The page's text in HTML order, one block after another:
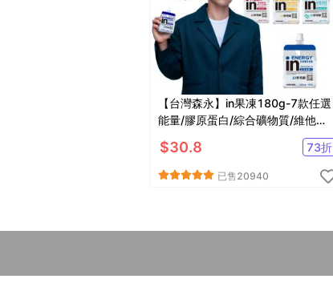
【台灣森永】in果凍180g-7款任選
能量/膠原蛋白/綜合礦物質/維他命/
$30.8 73折
已售20940